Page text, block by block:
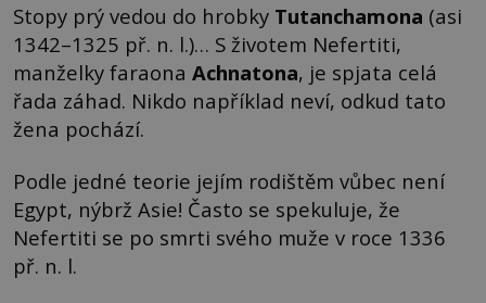
Stopy prý vedou do hrobky Tutanchamona (asi
1342–1325 př. n. l.)… S životem Nefertiti,
manželky faraona Achnatona, je spjata celá
řada záhad. Nikdo například neví, odkud tato
žena pochází.
Podle jedné teorie jejím rodištěm vůbec není
Egypt, nýbrž Asie! Často se spekuluje, že
Nefertiti se po smrti svého muže v roce 1336
př. n. l.